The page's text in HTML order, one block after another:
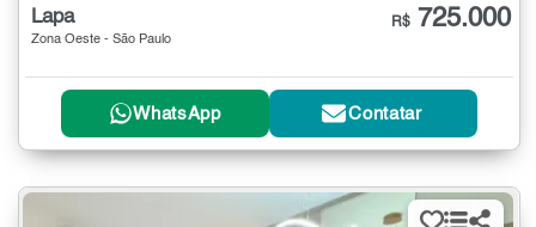
Lapa
Zona Oeste - São Paulo
R$ 725.000
WhatsApp Contatar